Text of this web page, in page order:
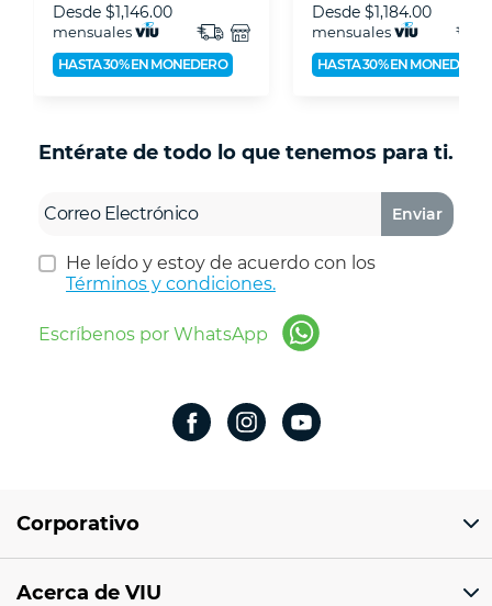
Desde $1,146.00
mensuales
HASTA 30% EN MONEDERO
Desde $1,184.00
mensuales
HASTA 30% EN MONEDERO
Entérate de todo lo que tenemos para ti.
Enviar
He leído y estoy de acuerdo con los
Términos y condiciones.
Escríbenos por WhatsApp
Corporativo
Av 18 de marzo # 309. Colonia la Nogalera.
Acerca de VIU